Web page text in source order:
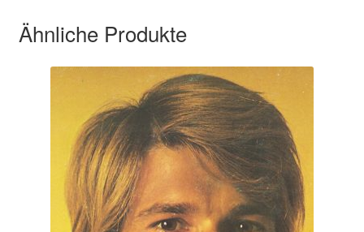
Ähnliche Produkte